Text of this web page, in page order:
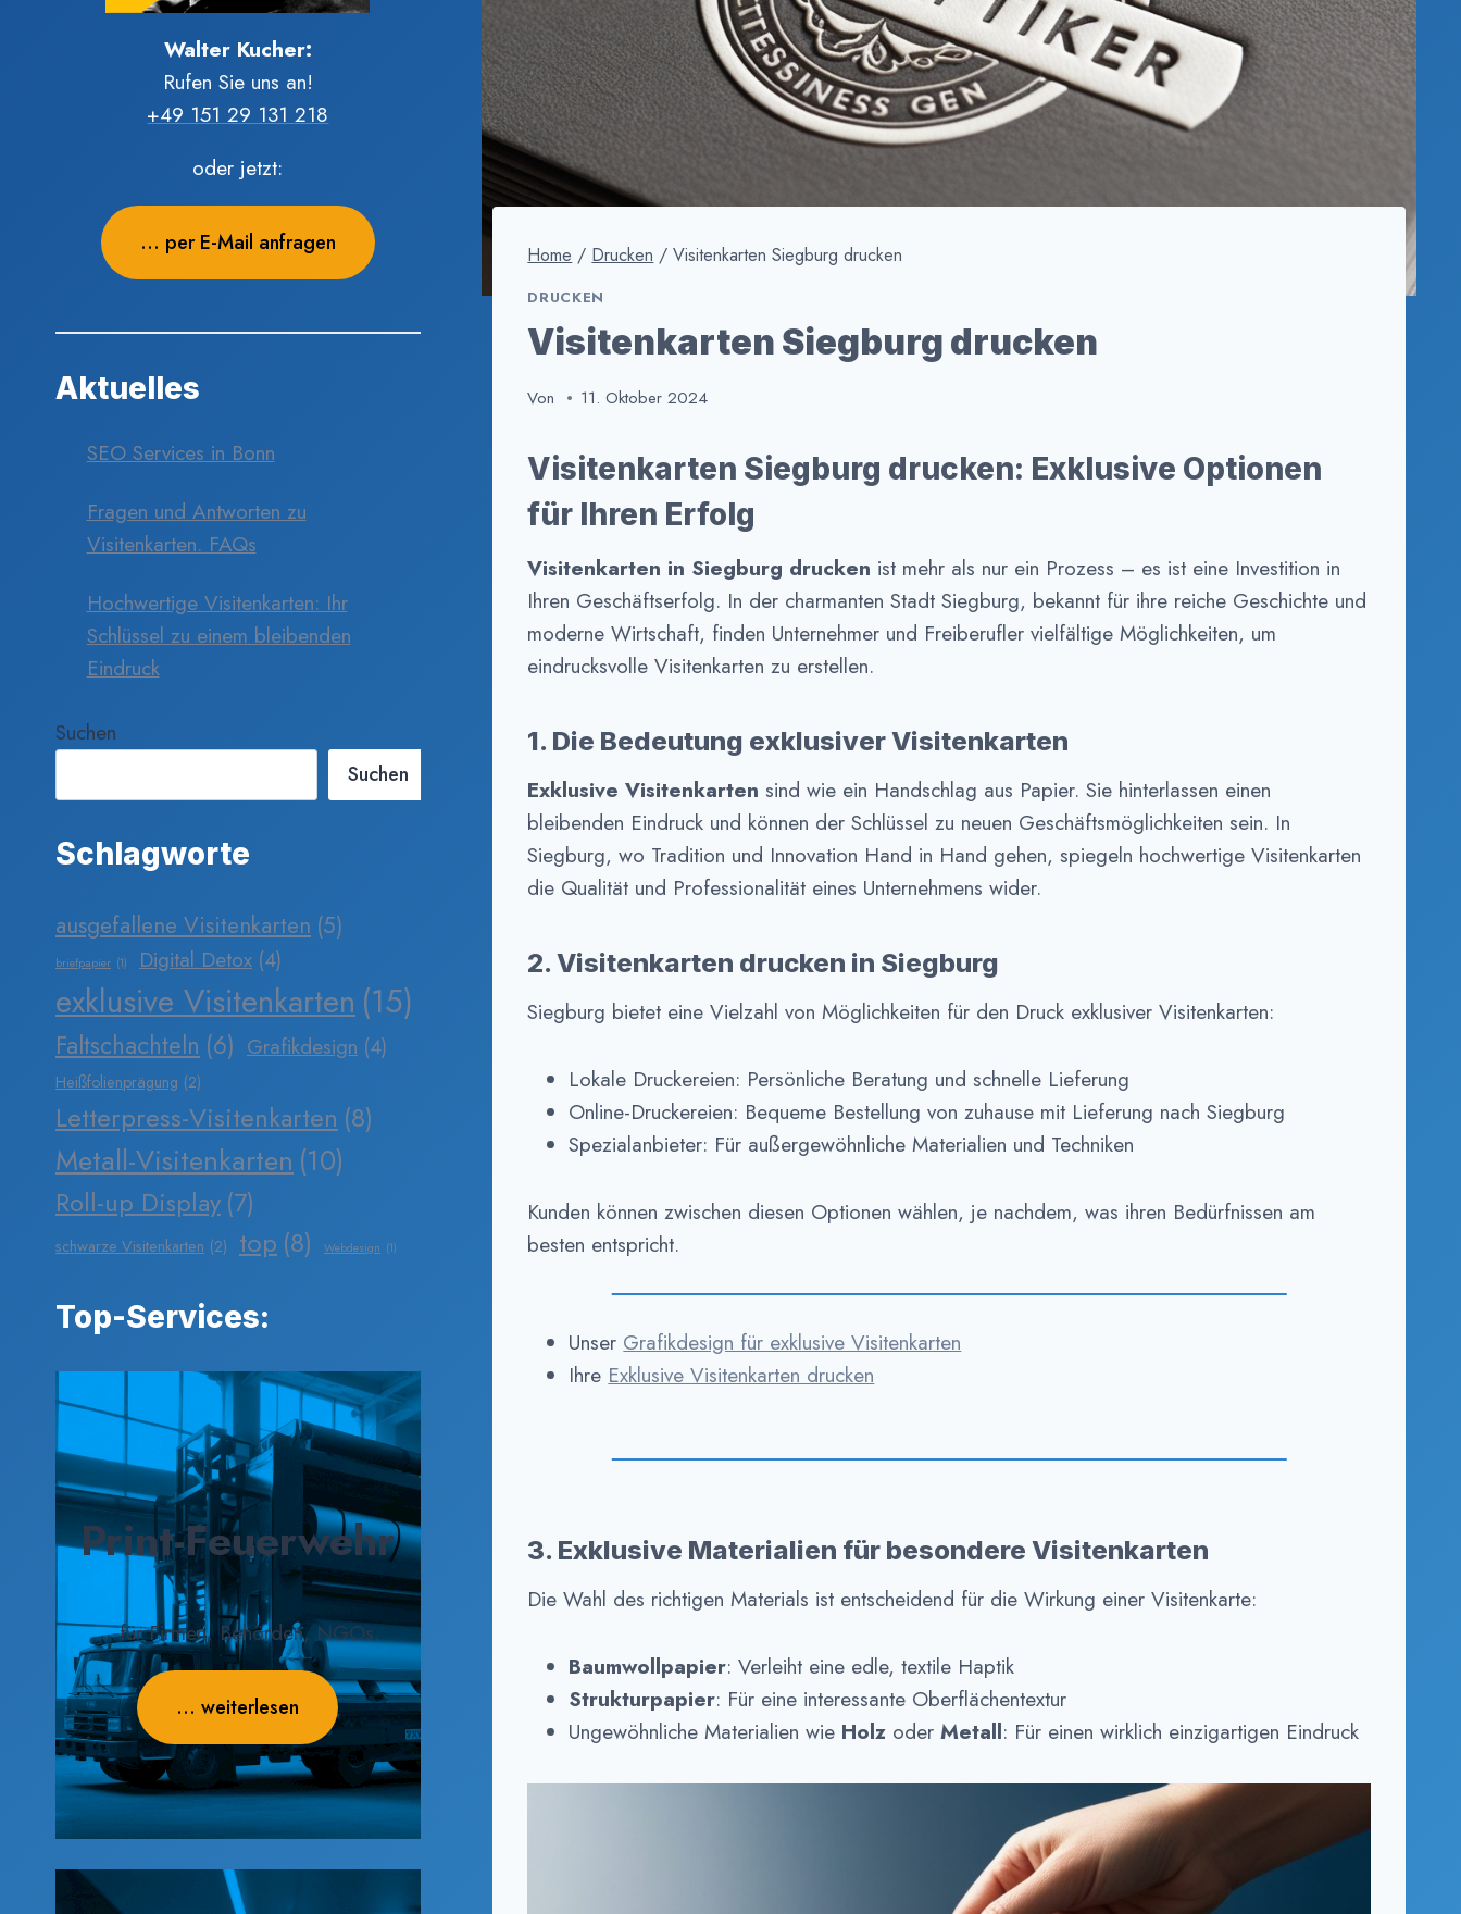
Home / Drucken / Visitenkarten Siegburg drucken
DRUCKEN
Visitenkarten Siegburg drucken
Von 11. Oktober 2024
Visitenkarten Siegburg drucken: Exklusive Optionen
für Ihren Erfolg
Visitenkarten in Siegburg drucken ist mehr als nur ein Prozess – es ist eine Investition in
Ihren Geschäftserfolg. In der charmanten Stadt Siegburg, bekannt für ihre reiche Geschichte und
moderne Wirtschaft, finden Unternehmer und Freiberufler vielfältige Möglichkeiten, um
eindrucksvolle Visitenkarten zu erstellen.
1. Die Bedeutung exklusiver Visitenkarten
Exklusive Visitenkarten sind wie ein Handschlag aus Papier. Sie hinterlassen einen
bleibenden Eindruck und können der Schlüssel zu neuen Geschäftsmöglichkeiten sein. In
Siegburg, wo Tradition und Innovation Hand in Hand gehen, spiegeln hochwertige Visitenkarten
die Qualität und Professionalität eines Unternehmens wider.
2. Visitenkarten drucken in Siegburg
Siegburg bietet eine Vielzahl von Möglichkeiten für den Druck exklusiver Visitenkarten:
Lokale Druckereien: Persönliche Beratung und schnelle Lieferung
Online-Druckereien: Bequeme Bestellung von zuhause mit Lieferung nach Siegburg
Spezialanbieter: Für außergewöhnliche Materialien und Techniken
Kunden können zwischen diesen Optionen wählen, je nachdem, was ihren Bedürfnissen am
besten entspricht.
Unser Grafikdesign für exklusive Visitenkarten
Ihre Exklusive Visitenkarten drucken
3. Exklusive Materialien für besondere Visitenkarten
Die Wahl des richtigen Materials ist entscheidend für die Wirkung einer Visitenkarte:
Baumwollpapier: Verleiht eine edle, textile Haptik
Strukturpapier: Für eine interessante Oberflächentextur
Ungewöhnliche Materialien wie Holz oderMetall: Für einen wirklich einzigartigen Eindruck
Walter Kucher:
Rufen Sie uns an!
+49 151 29 131 218
oder jetzt:
... per E-Mail anfragen
Aktuelles
SEO Services in Bonn
Fragen und Antworten zu
Visitenkarten. FAQs
Hochwertige Visitenkarten: Ihr
Schlüssel zu einem bleibenden
Eindruck
Suchen
Suchen
Schlagworte
ausgefallene Visitenkarten (5)
briefpapier (1) Digital Detox (4)
exklusive Visitenkarten (15)
Faltschachteln (6) Grafikdesign (4)
Heißfolienprägung (2)
Letterpress-Visitenkarten (8)
Metall-Visitenkarten (10)
Roll-up Display (7)
schwarze Visitenkarten (2) top (8) Webdesign (1)
Top-Services:
Print-Feuerwehr
... für Firmen, Behörden, NGOs.
... weiterlesen